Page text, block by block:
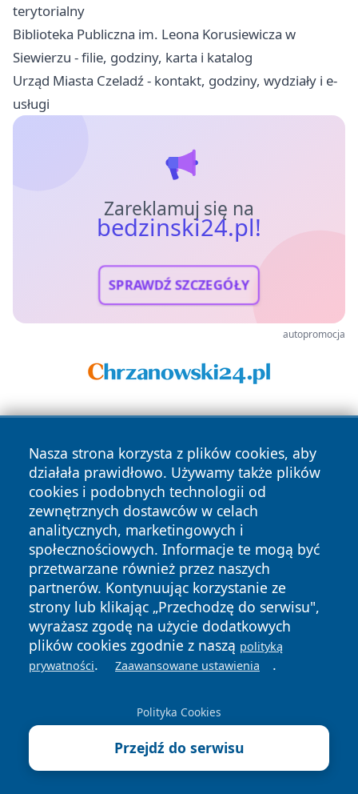
terytorialny
Biblioteka Publiczna im. Leona Korusiewicza w
Siewierzu - filie, godziny, karta i katalog
Urząd Miasta Czeladź - kontakt, godziny, wydziały i e-
usługi
Zareklamuj się na
bedzinski24.pl!
SPRAWDŹ SZCZEGÓŁY
autopromocja
Nasza strona korzysta z plików cookies, aby
działała prawidłowo. Używamy także plików
cookies i podobnych technologii od
zewnętrznych dostawców w celach
analitycznych, marketingowych i
społecznościowych. Informacje te mogą być
przetwarzane również przez naszych
partnerów. Kontynuując korzystanie ze
strony lub klikając „Przechodzę do serwisu",
wyrażasz zgodę na użycie dodatkowych
plików cookies zgodnie z naszą polityką
prywatności. Zaawansowane ustawienia .
Polityka Cookies
Przejdź do serwisu
Copyright © 2026 bedzinski24.pl Wszystkie prawa
zastrzeżone.
News Autorzy
Polityka
Prywatności
Polityka
Cookies